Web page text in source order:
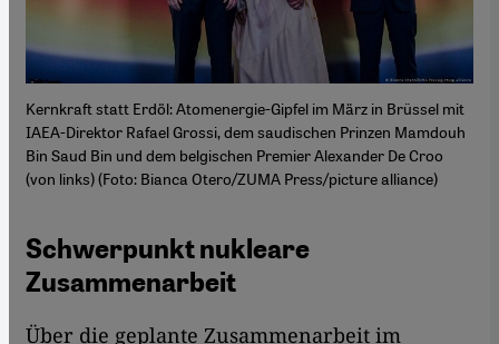
Kernkraft statt Erdöl: Atomenergie-Gipfel im März in Brüssel mit
IAEA-Direktor Rafael Grossi, dem saudischen Prinzen Mamdouh
Bin Saud Bin und dem belgischen Premier Alexander De Croo
(von links) (Foto: Bianca Otero/ZUMA Press/picture alliance)
Schwerpunkt nukleare
Zusammenarbeit
Über die geplante Zusammenarbeit im